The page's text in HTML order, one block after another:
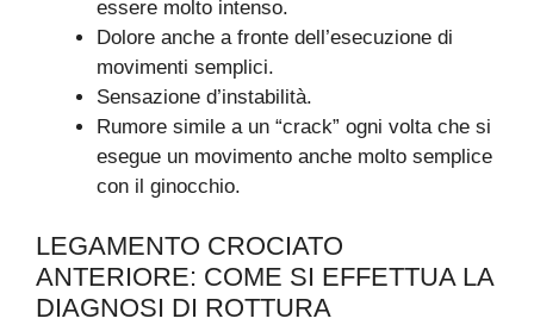
essere molto intenso.
Dolore anche a fronte dell’esecuzione di
movimenti semplici.
Sensazione d’instabilità.
Rumore simile a un “crack” ogni volta che si
esegue un movimento anche molto semplice
con il ginocchio.
LEGAMENTO CROCIATO
ANTERIORE: COME SI EFFETTUA LA
DIAGNOSI DI ROTTURA